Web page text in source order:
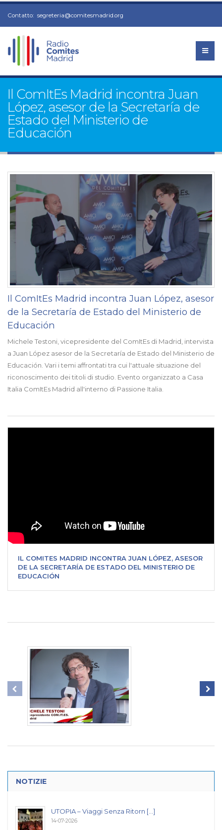
Contatto: segreteria@comitesmadrid.org
Il ComItEs Madrid incontra Juan
López, asesor de la Secretaría de
Estado del Ministerio de
Educación
Il ComItEs Madrid incontra Juan López, asesor
de la Secretaría de Estado del Ministerio de
Educación
Michele Testoni, vicepresidente del ComItEs di Madrid, intervista
a Juan López asesor de la Secretaría de Estado del Ministerio de
Educación. Vari i temi affrontati tra cui l'attuale situazione del
riconoscimento dei titoli di studio. Evento organizzato a Casa
Italia ComItEs Madrid all'interno di Passione Italia.
IL COMITES MADRID INCONTRA JUAN LÓPEZ, ASESOR
DE LA SECRETARÍA DE ESTADO DEL MINISTERIO DE
EDUCACIÓN
NOTIZIE
UTOPIA – Viaggi Senza Ritorn [...]
14-07-2026